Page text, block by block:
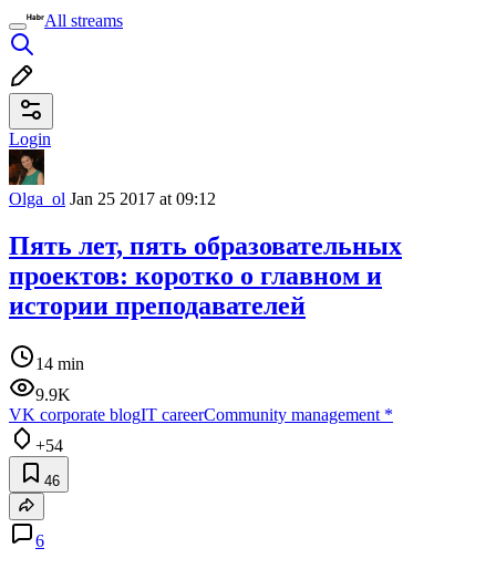
All streams
Login
Olga_ol Jan 25 2017 at 09:12
Пять лет, пять образовательных
проектов: коротко о главном и
истории преподавателей
14 min
9.9K
VK corporate blogIT careerCommunity management *
+54
46
6